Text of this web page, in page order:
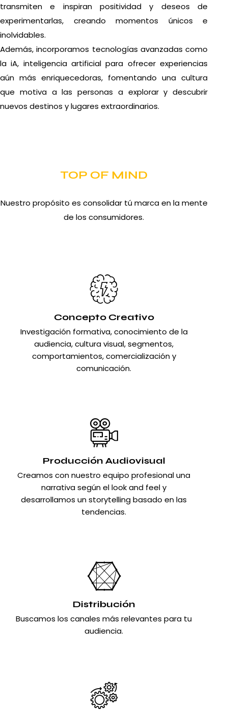
transmiten e inspiran positividad y deseos de
experimentarlas, creando momentos únicos e
inolvidables.
Además, incorporamos tecnologías avanzadas como
la iA, inteligencia artificial para ofrecer experiencias
aún más enriquecedoras, fomentando una cultura
que motiva a las personas a explorar y descubrir
nuevos destinos y lugares extraordinarios.
TOP OF MIND
Nuestro propósito es consolidar tú marca en la mente
de los consumidores.
Concepto Creativo
Investigación formativa, conocimiento de la
audiencia, cultura visual, segmentos,
comportamientos, comercialización y
comunicación.
Producción Audiovisual
Creamos con nuestro equipo profesional una
narrativa según el look and feel y
desarrollamos un storytelling basado en las
tendencias.
Distribución
Buscamos los canales más relevantes para tu
audiencia.